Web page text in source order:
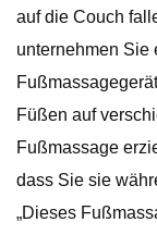
auf die Couch
unternehmen Sie
Füßen auf
Fußmassage
dass Sie sie
„Dieses